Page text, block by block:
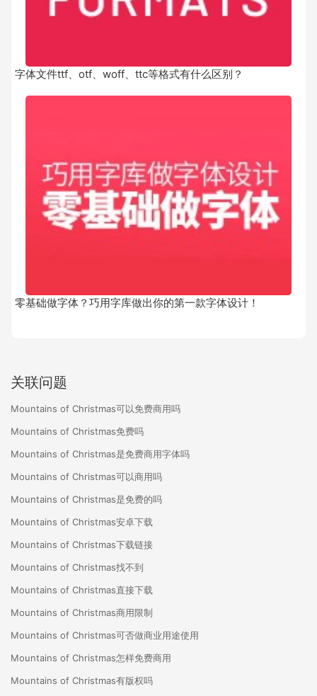
字体文件ttf、otf、woff、ttc等格式有什么区别？
零基础做字体？巧用字库做出你的第一款字体设计！
关联问题
Mountains of Christmas可以免费商用吗
Mountains of Christmas免费吗
Mountains of Christmas是免费商用字体吗
Mountains of Christmas可以商用吗
Mountains of Christmas是免费的吗
Mountains of Christmas安卓下载
Mountains of Christmas下载链接
Mountains of Christmas找不到
Mountains of Christmas直接下载
Mountains of Christmas商用限制
Mountains of Christmas可否做商业用途使用
Mountains of Christmas怎样免费商用
Mountains of Christmas有版权吗